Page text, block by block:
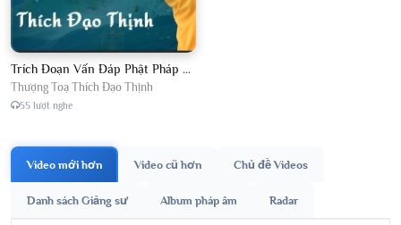
Trích Đoạn Vấn Đáp Phật Pháp 2026
Thượng Toạ Thích Đạo Thịnh
55 lượt nghe
Video mới hơn Video cũ hơn Chủ đề Videos
Danh sách Giảng sư Album pháp âm Radar